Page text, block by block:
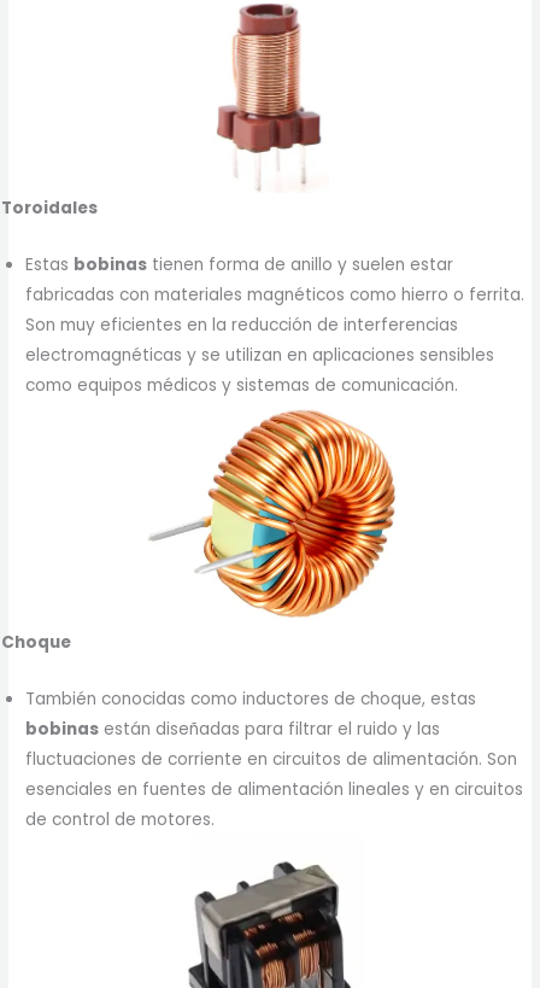
Toroidales
Estas bobinas tienen forma de anillo y suelen estar
fabricadas con materiales magnéticos como hierro o ferrita.
Son muy eficientes en la reducción de interferencias
electromagnéticas y se utilizan en aplicaciones sensibles
como equipos médicos y sistemas de comunicación.
Choque
También conocidas como inductores de choque, estas
bobinas están diseñadas para filtrar el ruido y las
fluctuaciones de corriente en circuitos de alimentación. Son
esenciales en fuentes de alimentación lineales y en circuitos
de control de motores.